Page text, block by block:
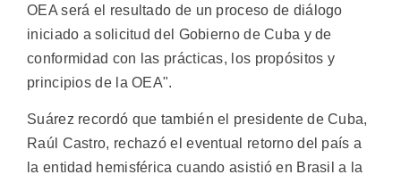
OEA será el resultado de un proceso de diálogo
iniciado a solicitud del Gobierno de Cuba y de
conformidad con las prácticas, los propósitos y
principios de la OEA".
Suárez recordó que también el presidente de Cuba,
Raúl Castro, rechazó el eventual retorno del país a
la entidad hemisférica cuando asistió en Brasil a la